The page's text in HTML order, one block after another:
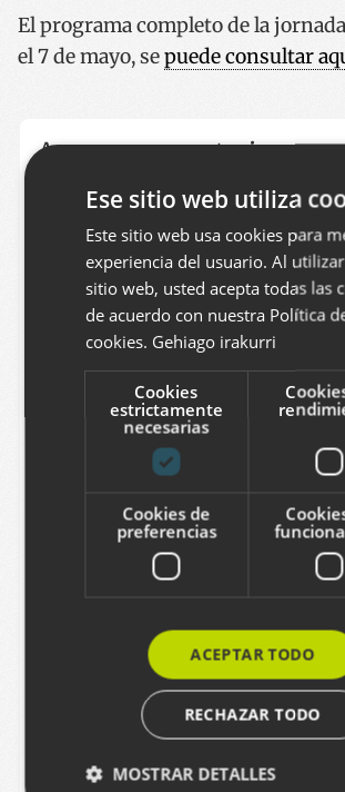
El programa completo de la
el 7 de mayo, sepuede consultar
Agregar comentario
Puede agregar un comentario
siguiente formulario. Formato de
direcciones web y de correo
transforman en vínculos.
moderados.
Correo electrónico
Ese sitio web utiliza
Este sitio web usa cookies para
experiencia del usuario. Al
sitio web, usted acepta todas las
de acuerdo con nuestra Política
cookies. Gehiago irakurri
Cookies
estrictamente
necesarias
Cookies de
preferencias
ACEPTAR TODO
RECHAZAR TODO
MOSTRAR DETALLES